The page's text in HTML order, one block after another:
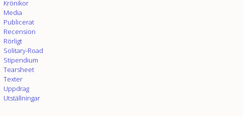
Krönikor
Media
Publicerat
Recension
Rörligt
Solitary-Road
Stipendium
Tearsheet
Texter
Uppdrag
Utställningar